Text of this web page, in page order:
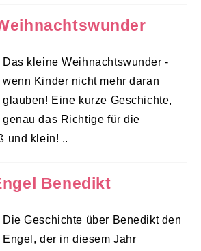
Das kleine Weihnachtswunder -
wenn Kinder nicht mehr daran
glauben! Eine kurze Geschichte,
genau das Richtige für die
und klein! ..
Benedikt
Die Geschichte über Benedikt den
Engel, der in diesem Jahr